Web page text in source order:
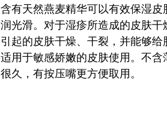
含有天然燕麦精华可以有效保湿
润光滑。对于湿疹所造成的皮肤
引起的皮肤干燥、干裂，并能够
适用于敏感娇嫩的皮肤使用。不
很久，有按压嘴更方便取用。